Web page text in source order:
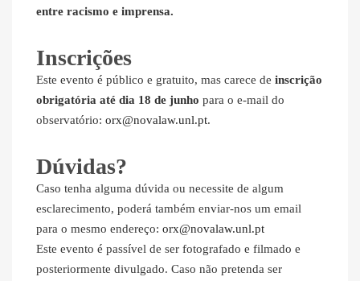
entre racismo e imprensa.
Inscrições
Este evento é público e gratuito, mas carece de inscrição
obrigatória até dia 18 de junho para o e-mail do
observatório: orx@novalaw.unl.pt.
Dúvidas?
Caso tenha alguma dúvida ou necessite de algum
esclarecimento, poderá também enviar-nos um email
para o mesmo endereço: orx@novalaw.unl.pt
Este evento é passível de ser fotografado e filmado e
posteriormente divulgado. Caso não pretenda ser